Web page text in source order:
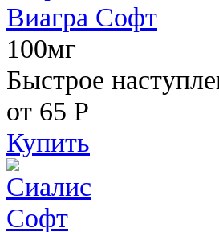
Виагра Софт
100мг
Быстрое
от 65 Р
Купить